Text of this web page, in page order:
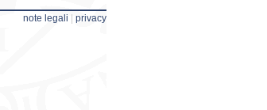
note legali privacy